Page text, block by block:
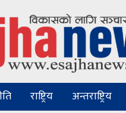
राष्ट्रिय अन्तराष्ट्रिय